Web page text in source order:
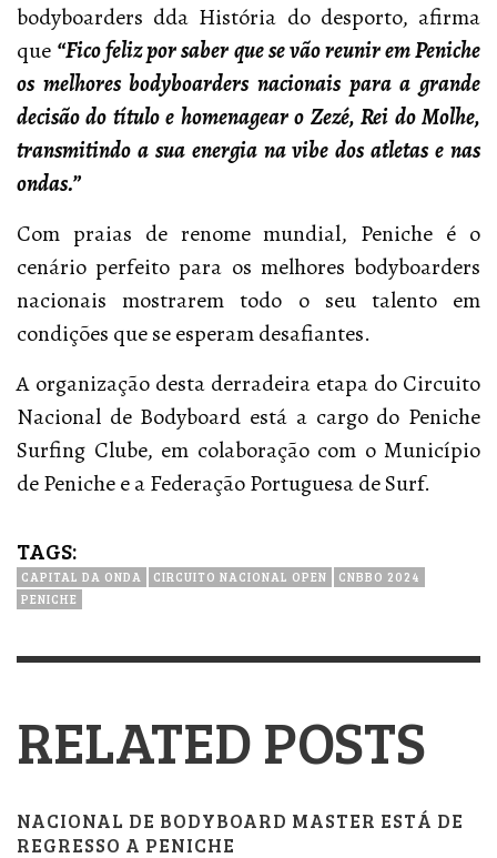
bodyboarders dda História do desporto, afirma
que “Fico feliz por saber que se vão reunir em Peniche
os melhores bodyboarders nacionais para a grande
decisão do título e homenagear o Zezé, Rei do Molhe,
transmitindo a sua energia na vibe dos atletas e nas
ondas.”
Com praias de renome mundial, Peniche é o
cenário perfeito para os melhores bodyboarders
nacionais mostrarem todo o seu talento em
condições que se esperam desafiantes.
A organização desta derradeira etapa do Circuito
Nacional de Bodyboard está a cargo do Peniche
Surfing Clube, em colaboração com o Município
de Peniche e a Federação Portuguesa de Surf.
TAGS:
CAPITAL DA ONDA CIRCUITO NACIONAL OPEN
CNBBO 2024
PENICHE
RELATED POSTS
NACIONAL DE BODYBOARD MASTER ESTÁ DE
REGRESSO A PENICHE